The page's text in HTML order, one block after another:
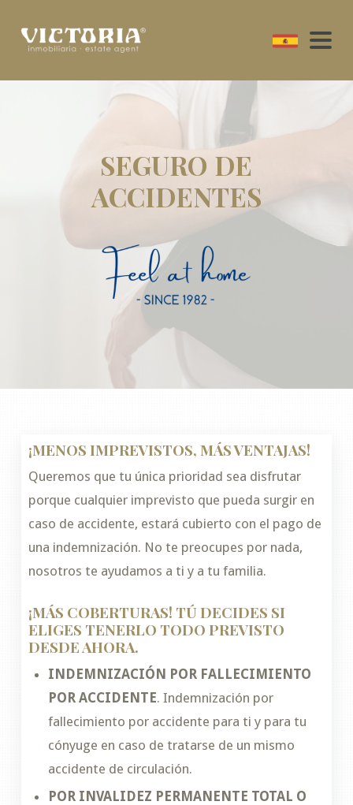
SEGURO DE
ACCIDENTES
¡MENOS IMPREVISTOS, MÁS VENTAJAS!
Queremos que tu única prioridad sea disfrutar
porque cualquier imprevisto que pueda surgir en
caso de accidente, estará cubierto con el pago de
una indemnización. No te preocupes por nada,
nosotros te ayudamos a ti y a tu familia.
¡MÁS COBERTURAS! TÚ DECIDES SI
ELIGES TENERLO TODO PREVISTO
DESDE AHORA.
INDEMNIZACIÓN POR FALLECIMIENTO
POR ACCIDENTE. Indemnización por
fallecimiento por accidente para ti y para tu
cónyuge en caso de tratarse de un mismo
accidente de circulación.
POR INVALIDEZ PERMANENTE TOTAL O